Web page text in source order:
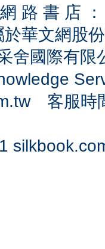
路 書 店
華文網股
舍國際有
客服時